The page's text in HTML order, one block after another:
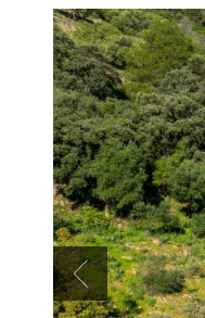
Previous